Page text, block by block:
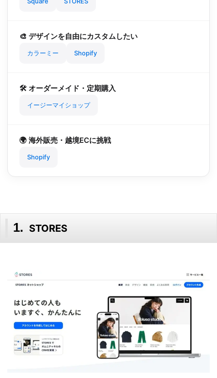
🎨 デザインを自由にカスタムしたい
カラーミー Shopify
🛠️ オーダーメイド・定期購入
イージーマイショップ
🌍 海外販売・越境ECに挑戦
Shopify
STORES